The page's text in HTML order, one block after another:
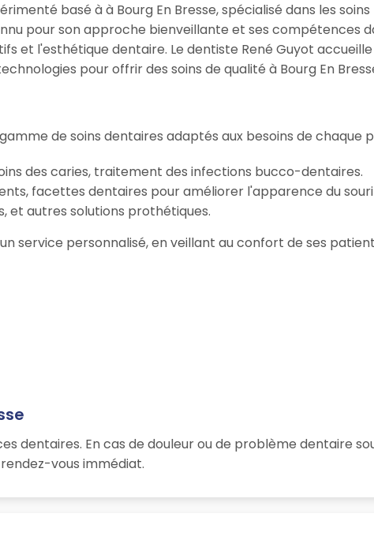
basé à à Bourg En Bresse, spécialisé dans les
pour son approche bienveillante et ses compétences
et l'esthétique dentaire. Le dentiste René Guyot
pour offrir des soins de qualité à Bourg En
de soins dentaires adaptés aux besoins de chaque
des caries, traitement des infections bucco-dentaires.
facettes dentaires pour améliorer l'apparence du
et autres solutions prothétiques.
service personnalisé, en veillant au confort de ses
dentaires. En cas de douleur ou de problème dentaire
vous immédiat.